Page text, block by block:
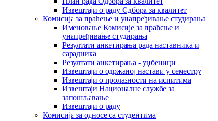
Извештаји о раду Одбора за квалитет
Комисија за праћење и унапређивање студирања
Именовање Комисије за праћење и
унапређивање студирања
Резултати анкетирања рада наставника и
сарадника
Резултати анкетирања - уџбеници
Извештаји о одржаној настави у семестру
Извештаји о пролазности на испитима
Извештаји Националне службе за
запошљавање
Извештаји о раду
Комисија за односе са студентима